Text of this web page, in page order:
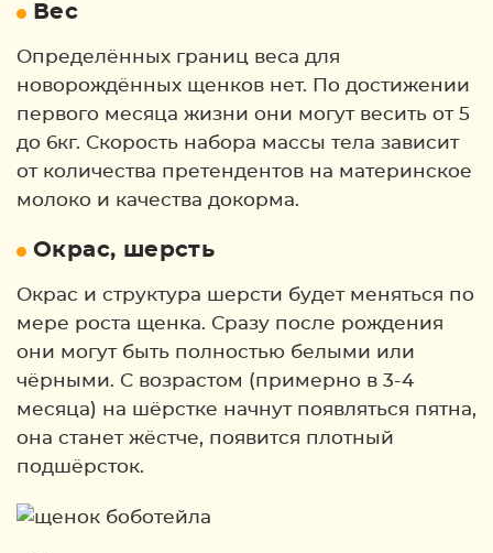
Вес
Определённых границ веса для
новорождённых щенков нет. По достижении
первого месяца жизни они могут весить от 5
до 6кг. Скорость набора массы тела зависит
от количества претендентов на материнское
молоко и качества докорма.
Окрас, шерсть
Окрас и структура шерсти будет меняться по
мере роста щенка. Сразу после рождения
они могут быть полностью белыми или
чёрными. С возрастом (примерно в 3-4
месяца) на шёрстке начнут появляться пятна,
она станет жёстче, появится плотный
подшёрсток.